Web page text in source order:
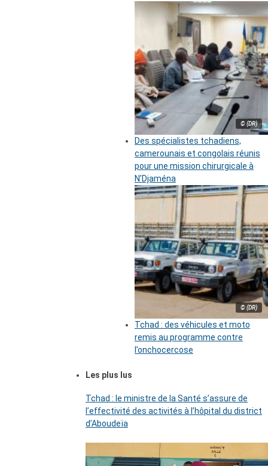
© (DR)
Des spécialistes tchadiens,
camerounais et congolais réunis
pour une mission chirurgicale à
N’Djaména
© (DR)
Tchad : des véhicules et moto
remis au programme contre
l’onchocercose
Les plus lus
Tchad : le ministre de la Santé s’assure de
l’effectivité des activités à l’hôpital du district
d’Aboudeïa